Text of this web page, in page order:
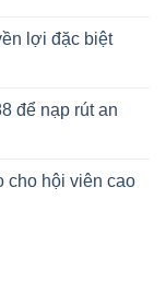
lợi đặc biệt
để nạp rút an
cho hội viên cao